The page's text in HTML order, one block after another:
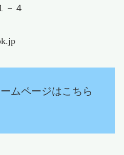
－４
ムページはこちら